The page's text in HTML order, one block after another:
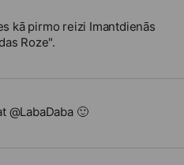
kā pirmo reizi Imantdienās
Roze".
@LabaDaba 🙂